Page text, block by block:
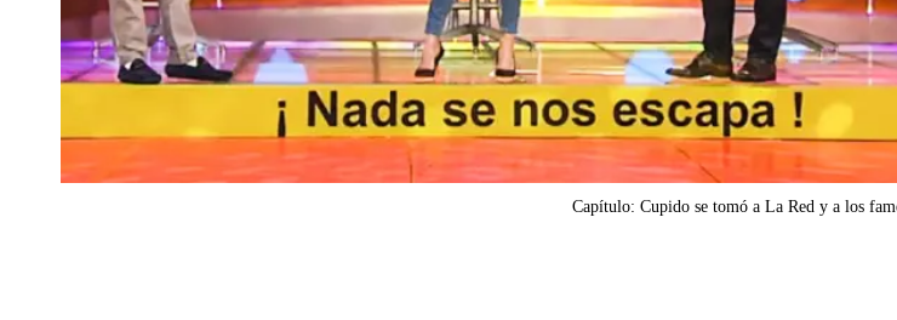
Capítulo: Cupido se tomó a La Red y a los